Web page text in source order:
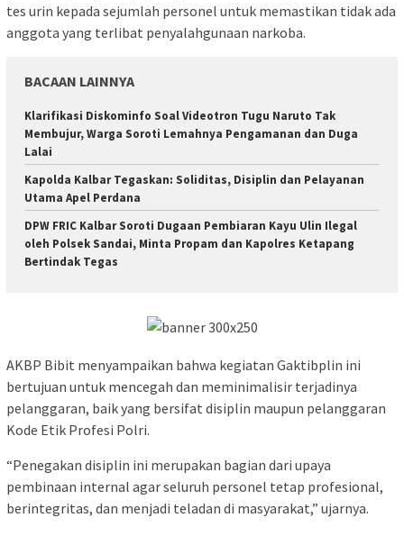
tes urin kepada sejumlah personel untuk memastikan tidak ada
anggota yang terlibat penyalahgunaan narkoba.
BACAAN LAINNYA
Klarifikasi Diskominfo Soal Videotron Tugu Naruto Tak
Membujur, Warga Soroti Lemahnya Pengamanan dan Duga
Lalai
Kapolda Kalbar Tegaskan: Soliditas, Disiplin dan Pelayanan
Utama Apel Perdana
DPW FRIC Kalbar Soroti Dugaan Pembiaran Kayu Ulin Ilegal
oleh Polsek Sandai, Minta Propam dan Kapolres Ketapang
Bertindak Tegas
AKBP Bibit menyampaikan bahwa kegiatan Gaktibplin ini
bertujuan untuk mencegah dan meminimalisir terjadinya
pelanggaran, baik yang bersifat disiplin maupun pelanggaran
Kode Etik Profesi Polri.
“Penegakan disiplin ini merupakan bagian dari upaya
pembinaan internal agar seluruh personel tetap profesional,
berintegritas, dan menjadi teladan di masyarakat,” ujarnya.